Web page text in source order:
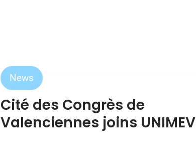
News
Cité des Congrès de
Valenciennes joins UNIMEV